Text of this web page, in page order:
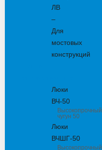
ЛВ
–
Для
мостовых
конструкций
Люки
ВЧ-50
Высокопрочный
чугун 50
Люки
ВЧШГ-50
Высокопрочный